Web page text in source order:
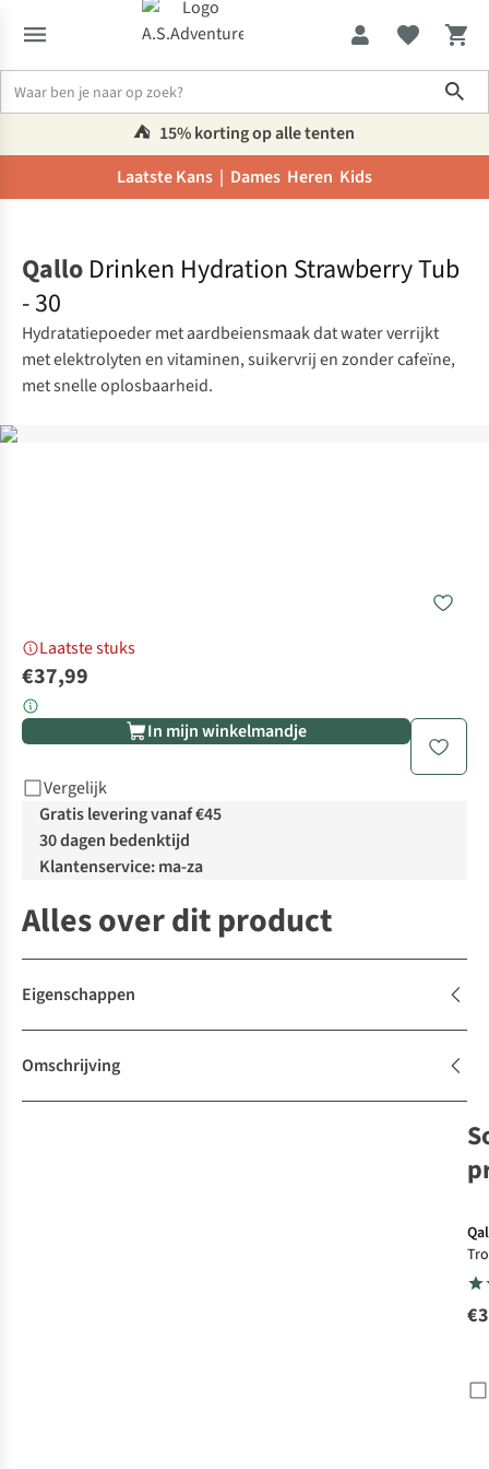
⛺️ 15% korting op alle tenten
Laatste Kans | Dames Heren Kids
Qallo Drinken Hydration Strawberry Tub
- 30
Hydratatiepoeder met aardbeiensmaak dat water verrijkt
met elektrolyten en vitaminen, suikervrij en zonder cafeïne,
met snelle oplosbaarheid.
Laatste stuks
€37,99
In mijn winkelmandje
Vergelijk
Gratis levering vanaf €45
30 dagen bedenktijd
Klantenservice: ma-za
Alles over dit product
Eigenschappen
Omschrijving